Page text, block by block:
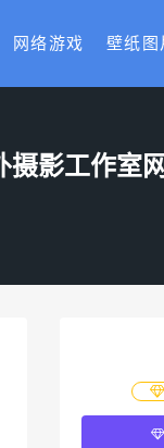
网络游戏 壁纸图
摄影工作室